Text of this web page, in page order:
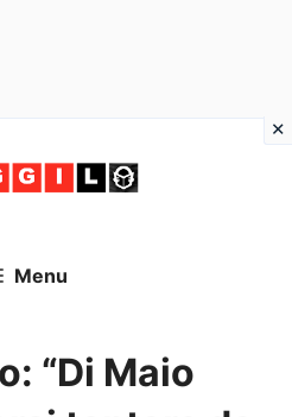
Menu
“Di Maio